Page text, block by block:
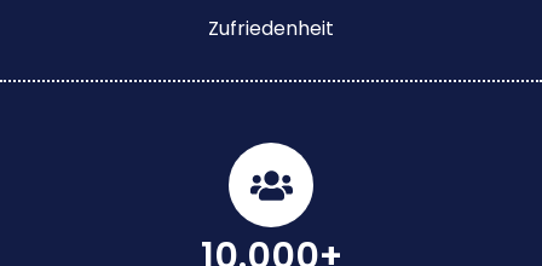
Zufriedenheit